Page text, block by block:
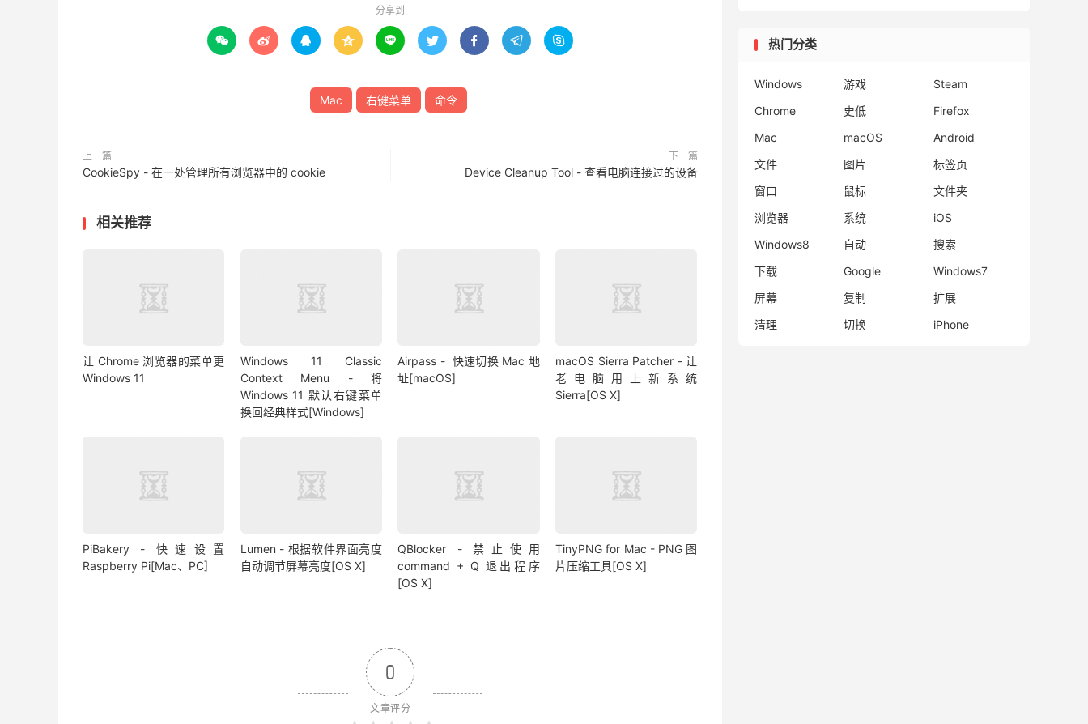
分享到
        
Mac 右键菜单 命令
上一篇
CookieSpy - 在一处管理所有浏览器中的 cookie
下一篇
Device Cleanup Tool - 查看电脑连接过的设备
相关推荐
让 Chrome 浏览器的菜单更
Windows 11
Windows 11 Classic
Context Menu - 将
Windows 11 默认右键菜单
换回经典样式[Windows]
Airpass - 快速切换 Mac 地
址[macOS]
macOS Sierra Patcher - 让
老电脑用上新系统
Sierra[OS X]
PiBakery - 快速设置
Raspberry Pi[Mac、PC]
Lumen - 根据软件界面亮度
自动调节屏幕亮度[OS X]
QBlocker - 禁止使用
command + Q 退出程序
[OS X]
TinyPNG for Mac - PNG 图
片压缩工具[OS X]
0
文章评分
热门分类
Windows 游戏
Steam
Chrome
史低
Firefox
Mac
macOS
Android
文件
图片
标签页
窗口
鼠标
文件夹
浏览器
系统
iOS
Windows8
自动
搜索
下载
Google
Windows7
屏幕
复制
扩展
清理
切换 iPhone